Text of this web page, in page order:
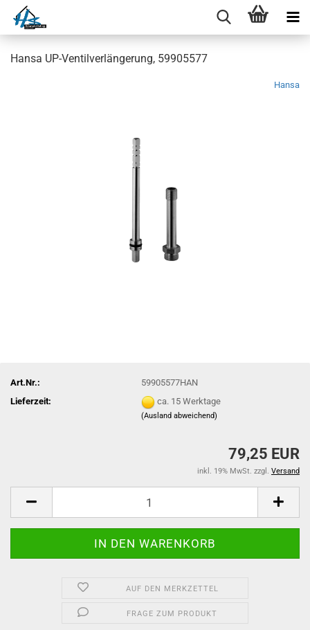
Hansa UP-Ventilverlängerung, 59905577
Hansa
Art.Nr.:
59905577HAN
Lieferzeit:
ca. 15 Werktage
(Ausland abweichend)
79,25 EUR
inkl. 19% MwSt. zzgl. Versand
AUF DEN MERKZETTEL
FRAGE ZUM PRODUKT